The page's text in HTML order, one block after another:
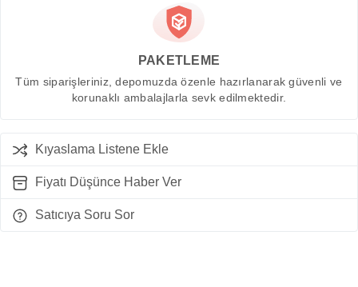
PAKETLEME
Tüm siparişleriniz, depomuzda özenle hazırlanarak güvenli ve
korunaklı ambalajlarla sevk edilmektedir.
Kıyaslama Listene Ekle
Fiyatı Düşünce Haber Ver
Satıcıya Soru Sor